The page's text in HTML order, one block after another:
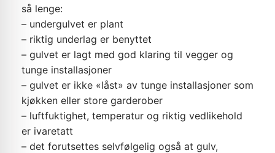
så lenge:
– undergulvet er plant
– riktig underlag er benyttet
– gulvet er lagt med god klaring til vegger og
tunge installasjoner
– gulvet er ikke «låst» av tunge installasjoner som
kjøkken eller store garderober
– luftfuktighet, temperatur og riktig vedlikehold
er ivaretatt
– det forutsettes selvfølgelig også at gulv,